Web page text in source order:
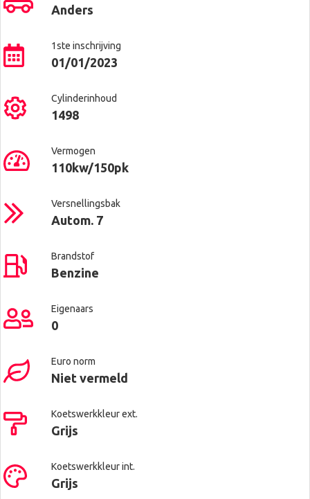
Anders
1ste inschrijving
01/01/2023
Cylinderinhoud
1498
Vermogen
110kw/150pk
Versnellingsbak
Autom. 7
Brandstof
Benzine
Eigenaars
0
Euro norm
Niet vermeld
Koetswerkkleur ext.
Grijs
Koetswerkkleur int.
Grijs